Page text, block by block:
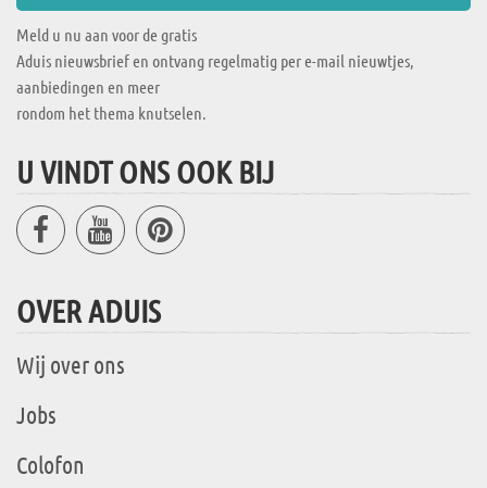
Meld u nu aan voor de gratis
Aduis nieuwsbrief en ontvang regelmatig per e-mail nieuwtjes,
aanbiedingen en meer
rondom het thema knutselen.
U VINDT ONS OOK BIJ
OVER ADUIS
Wij over ons
Jobs
Colofon